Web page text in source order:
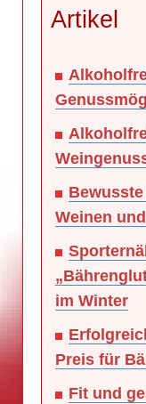
Artikel
Weinen
im Winter
Preis für
Fit und